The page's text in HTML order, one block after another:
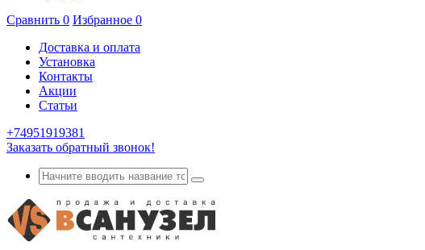
Сравнить 0 Избранное 0
Доставка и оплата
Установка
Контакты
Акции
Статьи
+74951919381
Заказать обратный звонок!